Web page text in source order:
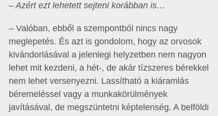
– Azért ezt lehetett sejteni korábban is…
– Valóban, ebből a szempontból nincs nagy
meglepetés. És azt is gondolom, hogy az orvosok
kivándorlásával a jelenlegi helyzetben nem nagyon
lehet mit kezdeni, a hét-, de akár tízszeres bérekkel
nem lehet versenyezni. Lassítható a kiáramlás
béremeléssel vagy a munkakörülmények
javításával, de megszüntetni képtelenség. A belföldi